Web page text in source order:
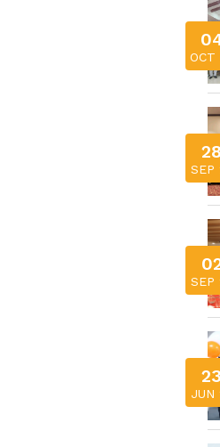
OCT
28
SEP
SEP
23
JUN